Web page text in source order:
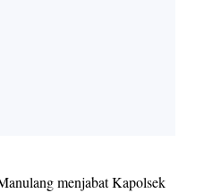
menjabat Kapolsek